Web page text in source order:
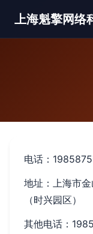
上海魁擎网络
电话：
地址：上海市
（时兴园区）
其他电话：